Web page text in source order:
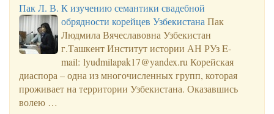
Пак Л. В. К изучению семантики свадебной
обрядности корейцев Узбекистана Пак
Людмила Вячеславовна Узбекистан
г.Ташкент Институт истории АН РУз E-
mail: lyudmilapak17@yandex.ru Корейская
диаспора – одна из многочисленных групп, которая
проживает на территории Узбекистана. Оказавшись
волею …